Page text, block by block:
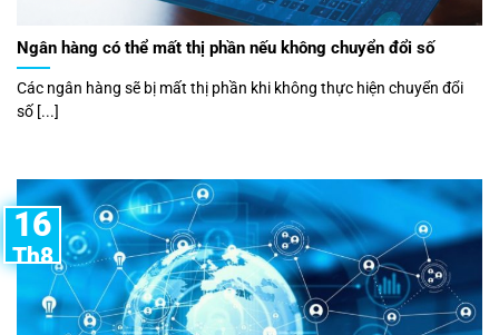
Ngân hàng có thể mất thị phần nếu không chuyển đổi số
Các ngân hàng sẽ bị mất thị phần khi không thực hiện chuyển đổi
số [...]
16
Th8